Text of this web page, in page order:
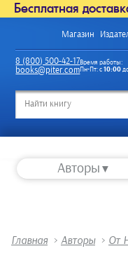
Бесплатная
Магазин
8 (800) 500-42-17
books@piter.com
Время работы:
Пн-Пт: с10:00
Авторы
Главная > Авторы > От